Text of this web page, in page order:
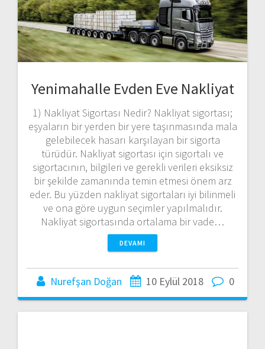
Yenimahalle Evden Eve Nakliyat
1) Nakliyat Sigortası Nedir? Nakliyat sigortası;
eşyaların bir yerden bir yere taşınmasında mala
gelebilecek hasarı karşılayan bir sigorta
türüdür. Nakliyat sigortası için sigortalı ve
sigortacının, bilgileri ve gerekli verileri eksiksiz
bir şekilde zamanında temin etmesi önem arz
eder. Bu yüzden nakliyat sigortaları iyi bilinmeli
ve ona göre uygun seçimler yapılmalıdır.
Nakliyat sigortasında ortalama bir vade…
DEVAMI
Nurefşan Doğan 10 Eylül 2018 0